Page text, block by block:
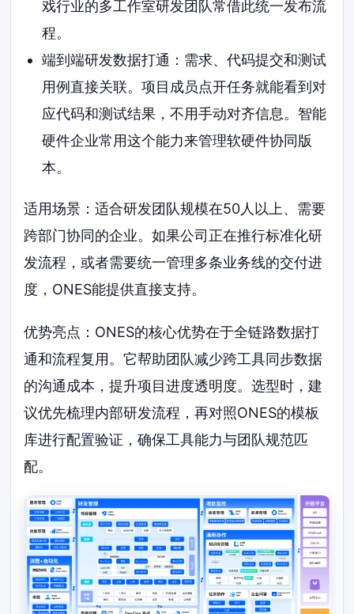
戏行业的多工作室研发团队常借此统一发布流
程。
端到端研发数据打通：需求、代码提交和测试
用例直接关联。项目成员点开任务就能看到对
应代码和测试结果，不用手动对齐信息。智能
硬件企业常用这个能力来管理软硬件协同版
本。
适用场景：适合研发团队规模在50人以上、需要
跨部门协同的企业。如果公司正在推行标准化研
发流程，或者需要统一管理多条业务线的交付进
度，ONES能提供直接支持。
优势亮点：ONES的核心优势在于全链路数据打
通和流程复用。它帮助团队减少跨工具同步数据
的沟通成本，提升项目进度透明度。选型时，建
议优先梳理内部研发流程，再对照ONES的模板
库进行配置验证，确保工具能力与团队规范匹
配。